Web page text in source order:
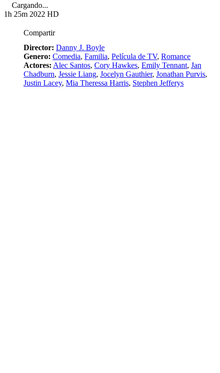
Cargando...
1h 25m 2022 HD
Compartir
Director: Danny J. Boyle
Genero: Comedia, Familia, Película de TV, Romance
Actores: Alec Santos, Cory Hawkes, Emily Tennant, Jan
Chadburn, Jessie Liang, Jocelyn Gauthier, Jonathan Purvis,
Justin Lacey, Mia Theressa Harris, Stephen Jefferys